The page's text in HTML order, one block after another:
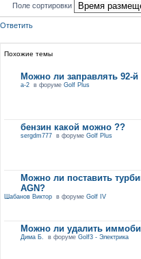
Поле сортировки
Ответить
Похожие темы
Можно ли заправлять 92-й
a-2в форуме Golf Plus
бензин какой можно ??
sergdm777в форуме Golf Plus
Можно ли поставить
AGN?
Шабанов Викторв форуме Golf IV
Можно ли удалить
Дима Б. в форуме Golf3 - Электрика